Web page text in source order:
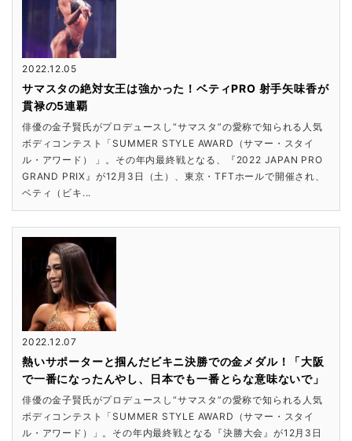
2022.12.05
サマスタの絶対女王は強かった！ベティPRO 射手矢味香が
貫禄の5連覇
俳優の金子賢氏がプロデュースし“サマスタ”の愛称で知られる人気
ボディコンテスト「SUMMER STYLE AWARD（サマー・スタイ
ル・アワード） 」。その年内最終戦となる、『2022 JAPAN PRO
GRAND PRIX』が12月3日（土）、東京・TFTホールで開催され、
ベティ（ビキ...
2022.12.07
熱いサポーターと掴んだビキニ決勝での金メダル！「大阪
で一番になったんやし、日本でも一番とらな意味ないで」
俳優の金子賢氏がプロデュースし“サマスタ”の愛称で知られる人気
ボディコンテスト「SUMMER STYLE AWARD（サマー・スタイ
ル・アワード）」。その年内最終戦となる『決勝大会』が12月3日